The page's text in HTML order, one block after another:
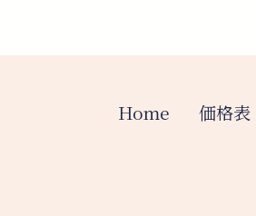
Home 価格表